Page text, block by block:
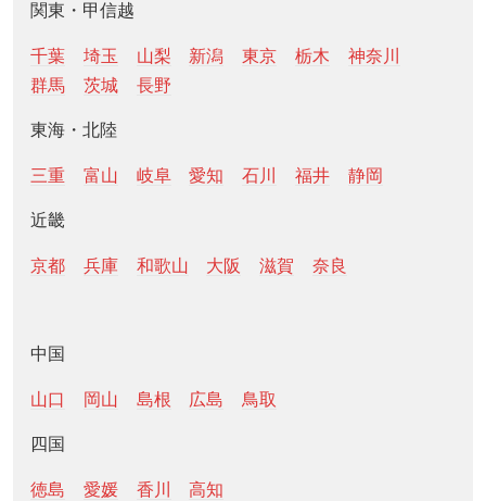
関東・甲信越
千葉 埼玉 山梨 新潟 東京 栃木
神奈川
群馬
茨城 長野
東海・北陸
三重 富山 岐阜 愛知 石川 福井 静岡
近畿
京都 兵庫 和歌山 大阪 滋賀 奈良
中国
山口 岡山 島根 広島 鳥取
四国
徳島 愛媛 香川 高知